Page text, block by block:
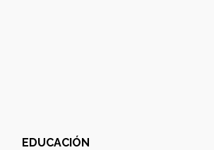
EDUCACIÓN